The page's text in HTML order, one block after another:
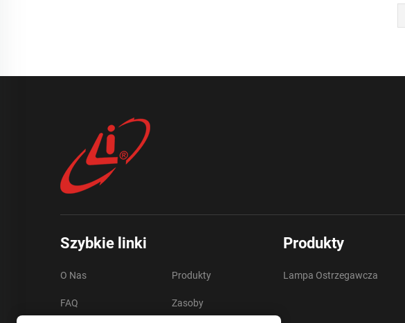
Szybkie linki
O Nas Produkty
FAQ Zasoby
Produkty
Lampa Ostrzegawcza